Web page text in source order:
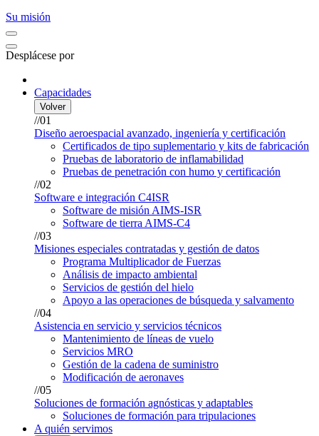
Su misión
Desplácese por
Capacidades
Volver
//01
Diseño aeroespacial avanzado, ingeniería y certificación
Certificados de tipo suplementario y kits de fabricación
Pruebas de laboratorio de inflamabilidad
Pruebas de penetración con humo y certificación
//02
Software e integración C4ISR
Software de misión AIMS-ISR
Software de tierra AIMS-C4
//03
Misiones especiales contratadas y gestión de datos
Programa Multiplicador de Fuerzas
Análisis de impacto ambiental
Servicios de gestión del hielo
Apoyo a las operaciones de búsqueda y salvamento
//04
Asistencia en servicio y servicios técnicos
Mantenimiento de líneas de vuelo
Servicios MRO
Gestión de la cadena de suministro
Modificación de aeronaves
//05
Soluciones de formación agnósticas y adaptables
Soluciones de formación para tripulaciones
A quién servimos